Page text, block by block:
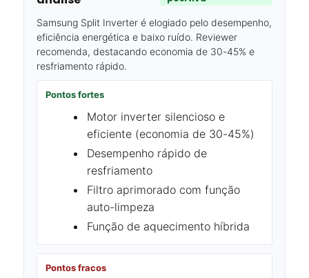
Samsung Split Inverter é elogiado pelo desempenho,
eficiência energética e baixo ruído. Reviewer
recomenda, destacando economia de 30-45% e
resfriamento rápido.
Pontos fortes
Motor inverter silencioso e
eficiente (economia de 30-45%)
Desempenho rápido de
resfriamento
Filtro aprimorado com função
auto-limpeza
Função de aquecimento híbrida
Pontos fracos